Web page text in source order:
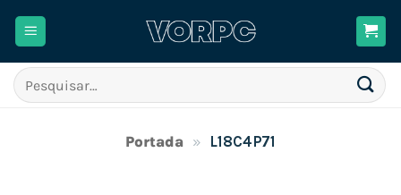
Pesquisar
por:
Portada » L18C4P71